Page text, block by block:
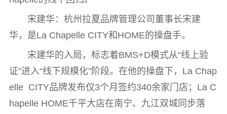
宋建华：杭州拉夏品牌管理公司董事长宋建
华，是La Chapelle CITY和HOME的操盘手。
宋建华的入局，标志着BMS+D模式从“线上验
证”进入“线下规模化”阶段。在他的操盘下，La Chap
elle CITY品牌发布仅3个月签约340余家门店；La C
hapelle HOME千平大店在南宁、九江双城同步落